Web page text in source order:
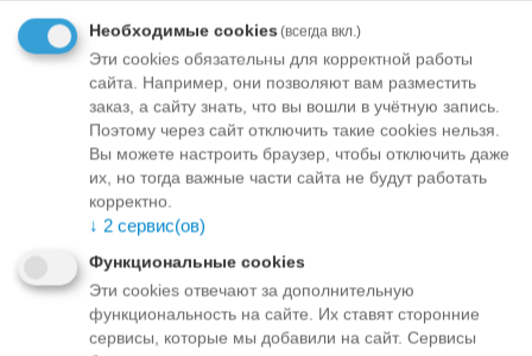
Варианты оплаты
Apraksts
NATURAL TRAINER CAT ADULT WITH TUNA Полноценный
сбалансированный сухой корм с тунцом для взрослых
кошек от 1 года. ОСНОВНЫЕ ИНГРИДИЕНТЫ
Высококачественное мясо тунца идеально подходит для
истинного хищника, а оптимальная калорийность помогает
восполнять энергозатраты даже активных кошек.
Необходимые cookies(всегда вкл.)
Эти cookies обязательны для корректной работы
сайта. Например, они позволяют вам разместить
заказ, а сайту знать, что вы вошли в учётную запись.
Поэтому через сайт отключить такие cookies нельзя.
Вы можете настроить браузер, чтобы отключить даже
их, но тогда важные части сайта не будут работать
корректно.
↓ 2 сервис(ов)
Функциональные cookies
Эти cookies отвечают за дополнительную
функциональность на сайте. Их ставят сторонние
сервисы, которые мы добавили на сайт. Сервисы